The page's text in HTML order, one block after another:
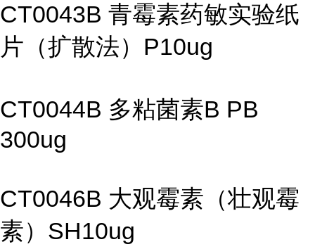
CT0043B 青霉素药敏实验纸
片（扩散法）P10ug
CT0044B 多粘菌素B PB
300ug
CT0046B 大观霉素（壮观霉
素）SH10ug